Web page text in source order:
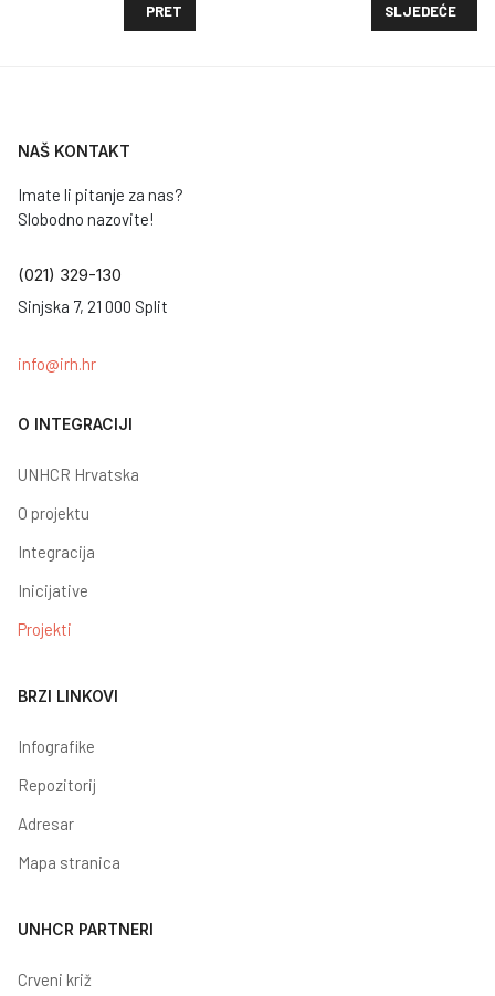
PRETHODNI ČLANAK: CALL FOR PROPOSALS TO
PRET SLJEDEĆI
SLJEDEĆE
NAŠ KONTAKT
Imate li pitanje za nas?
Slobodno nazovite!
(021) 329-130
Sinjska 7, 21 000 Split
info@irh.hr
O INTEGRACIJI
UNHCR Hrvatska
O projektu
Integracija
Inicijative
Projekti
BRZI LINKOVI
Infografike
Repozitorij
Adresar
Mapa stranica
UNHCR PARTNERI
Crveni križ